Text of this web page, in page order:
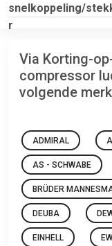
snelkoppeling/
r
Via Korting-
compressor
volgende
ADMIRAL
AS - SCHWABE
BRÜDER
DEUBA
EINHELL